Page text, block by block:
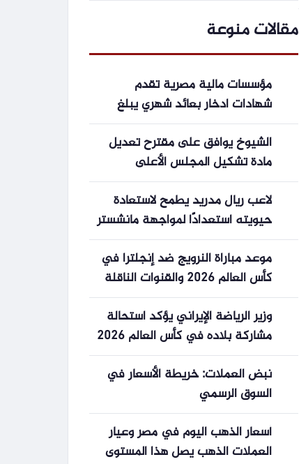
مقالات منوعة
مؤسسات مالية مصرية تقدم
شهادات ادخار بعائد شهري يبلغ
1725 في المئة
الشيوخ يوافق على مقترح تعديل
مادة تشكيل المجلس الأعلى
للمستشفيات الجامعية
لاعب ريال مدريد يطمح لاستعادة
حيويته استعدادًا لمواجهة مانشستر
سيتي في سباق البطولات
موعد مباراة النرويج ضد إنجلترا في
كأس العالم 2026 والقنوات الناقلة
وزير الرياضة الإيراني يؤكد استحالة
مشاركة بلاده في كأس العالم 2026
نبض العملات: خريطة الأسعار في
السوق الرسمي
أسعار الذهب اليوم في مصر وعيار
العملات الذهب يصل هذا المستوى